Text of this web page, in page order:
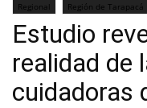
Regional Región de Tarapacá
Estudio
realidad de
cuidadoras